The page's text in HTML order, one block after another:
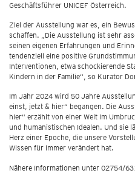
Geschäftsführer UNICEF Österreich.
Ziel der Ausstellung war es, ein
schaffen. „Die Ausstellung ist sehr
seinen eigenen Erfahrungen und
tendenziell eine positive
Interventionen, etwa schockierende
Kindern in der Familie“, so Kurator
Im Jahr 2024 wird 50 Jahre
einst, jetzt & hier“ begangen. Die
hier“ erzählt von einer Welt im
und humanistischen Idealen. Und sie
Herz einer Epoche, die unsere
Wissen für immer verändert hat.
Nähere Informationen unter 02754/